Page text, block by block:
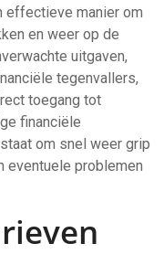
effectieve manier om
en weer op de
uitgaven,
tegenvallers,
toegang tot
financiële
om snel weer grip
eventuele problemen